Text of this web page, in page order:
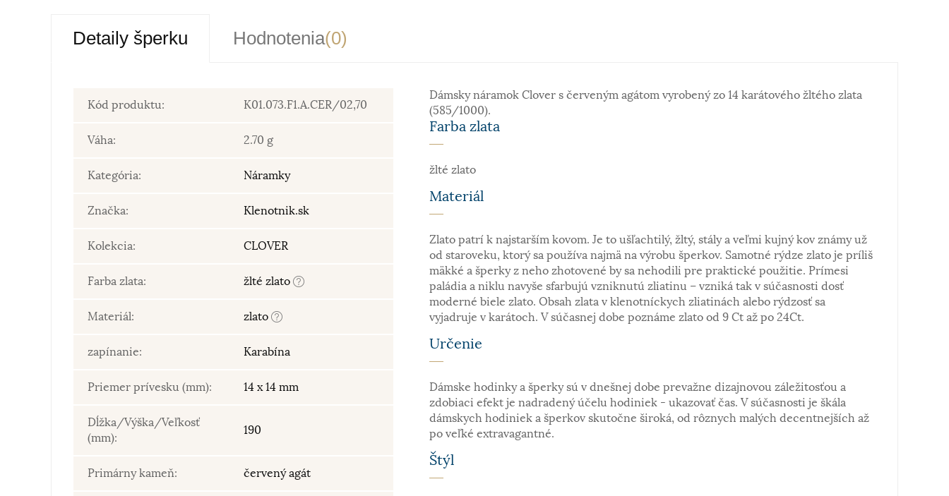
Detaily šperku Hodnotenia(0)
Kód produktu: K01.073.F1.A.CER/02,70
Váha: 2.70 g
Kategória: Náramky
Značka: Klenotnik.sk
Kolekcia: CLOVER
Farba zlata: žlté zlato
Materiál: zlato
zapínanie: Karabína
Priemer prívesku (mm): 14 x 14 mm
Dĺžka/Výška/Veľkosť
(mm):
190
Primárny kameň: červený agát
Dámsky náramok Clover s červeným agátom vyrobený zo 14 karátového žltého zlata
(585/1000).
Farba zlata
žlté zlato
Materiál
Zlato patrí k najstarším kovom. Je to ušľachtilý, žltý, stály a veľmi kujný kov známy už
od staroveku, ktorý sa používa najmä na výrobu šperkov. Samotné rýdze zlato je príliš
mäkké a šperky z neho zhotovené by sa nehodili pre praktické použitie. Prímesi
paládia a niklu navyše sfarbujú vzniknutú zliatinu – vzniká tak v súčasnosti dosť
moderné biele zlato. Obsah zlata v klenotníckych zliatinách alebo rýdzosť sa
vyjadruje v karátoch. V súčasnej dobe poznáme zlato od 9 Ct až po 24Ct.
Určenie
Dámske hodinky a šperky sú v dnešnej dobe prevažne dizajnovou záležitosťou a
zdobiaci efekt je nadradený účelu hodiniek - ukazovať čas. V súčasnosti je škála
dámskych hodiniek a šperkov skutočne široká, od rôznych malých decentnejších až
po veľké extravagantné.
Štýl